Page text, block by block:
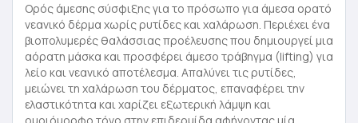
Ορός άμεσης σύσφιξης για το πρόσωπο για άμεσα ορατό
νεανικό δέρμα χωρίς ρυτίδες και χαλάρωση. Περιέχει ένα
βιοπολυμερές θαλάσσιας προέλευσης που δημιουργεί μια
αόρατη μάσκα και προσφέρει άμεσο τράβηγμα (lifting) για
λείο και νεανικό αποτέλεσμα. Απαλύνει τις ρυτίδες,
μειώνει τη χαλάρωση του δέρματος, επαναφέρει την
ελαστικότητα και χαρίζει εξωτερική λάμψη και